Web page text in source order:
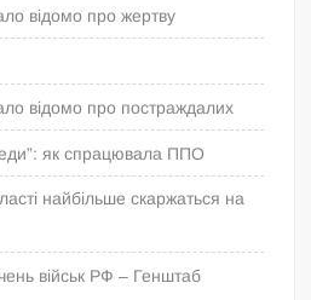
відомо про жертву
відомо про постраждалих
як спрацювала ППО
найбільше скаржаться на
військ РФ – Генштаб